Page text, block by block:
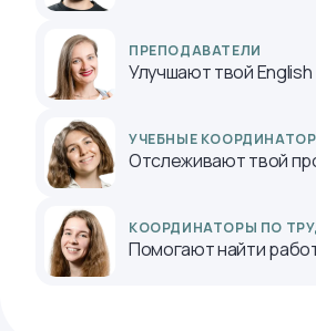
ПРЕПОДАВАТЕЛИ
Улучшают твой English
УЧЕБНЫЕ
Отслеживают твой
КООРДИНАТОРЫ ПО
Помогают найти